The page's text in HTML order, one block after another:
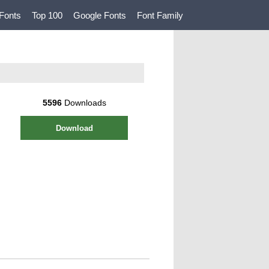
Top 100 Google Fonts Font Family
5596Downloads
Download